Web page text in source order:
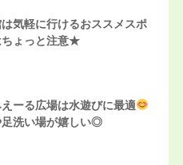
気軽に行けるおススメスポ
ちょっと注意★
えーる広場は水遊びに最適
足洗い場が嬉しい◎